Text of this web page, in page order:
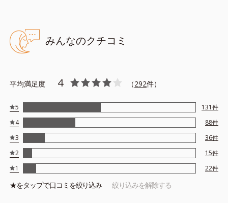
合＝保湿成分
*1 アクリル酸アルキルコポリマー
レモングラス葉／茎エキス、ブドウ葉エキス、センチフォリアバラ
花エキス、カミツレ花エキス
みんなのクチコミ
平均満足度 4 （292件）
5 131件
4
88件
3
36件
2
15件
1
22件
★をタップで口コミを絞り込み 絞り込みを解除する